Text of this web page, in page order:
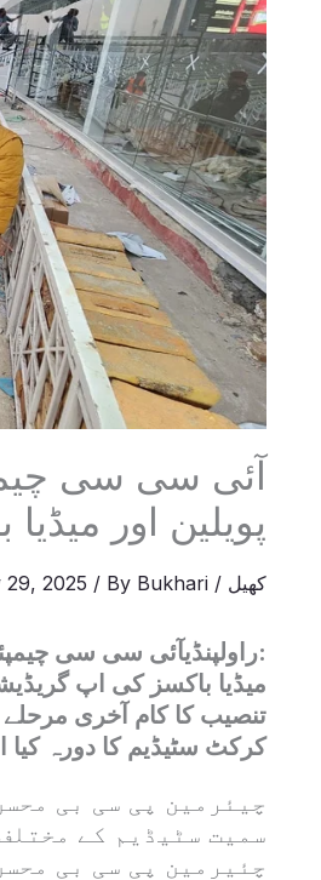
آئی سی سی
پویلین اور
کھیل /
2025 / By Bukhari
:راولپنڈیآئی سی سی
میڈیا باکسز کی اپ
تنصیب کا کام آخری
کرکٹ سٹیڈیم کا دورہ کیا
چیئرمین پی سی بی
سمیت سٹیڈیم کے
چئیرمین پی سی بی